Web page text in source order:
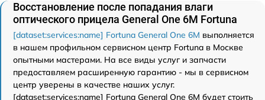
Восстановление после попадания влаги
оптического прицела General One 6M Fortuna
[dataset:services:name] Fortuna General One 6M выполняется
в нашем профильном сервисном центр Fortuna в Москве
опытными мастерами. На все виды услуг и запчасти
предоставляем расширенную гарантию - мы в сервисном
центр уверены в качестве наших услуг.
[dataset:services:name] Fortuna General One 6M будет стоить